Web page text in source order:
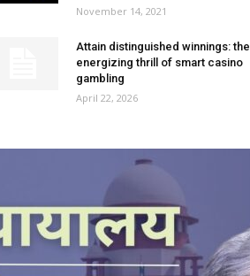
November 14, 2021
Attain distinguished winnings: the
energizing thrill of smart casino
gambling
April 22, 2026